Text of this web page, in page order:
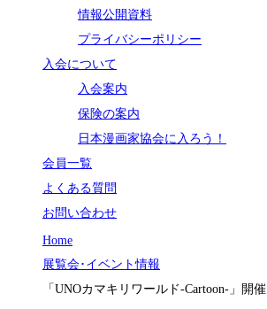
情報公開資料
プライバシーポリシー
入会について
入会案内
保険の案内
日本漫画家協会に入ろう！
会員一覧
よくある質問
お問い合わせ
Home
展覧会･イベント情報
「UNOカマキリワールド-Cartoon-」開催